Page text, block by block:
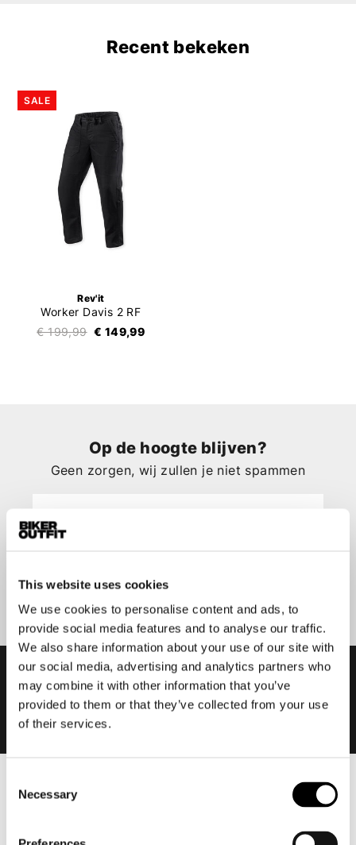
This website uses cookies
We use cookies to personalise content and ads, to
provide social media features and to analyse our traffic.
We also share information about your use of our site with
our social media, advertising and analytics partners who
may combine it with other information that you’ve
provided to them or that they’ve collected from your use
of their services.
Selection
Necessary
Recent bekeken
SALE
Rev'it
Worker Davis 2 RF
€ 199,99 € 149,99
Op de hoogte blijven?
Geen zorgen, wij zullen je niet spammen
Aanmelden
Heren
Motorjas heren